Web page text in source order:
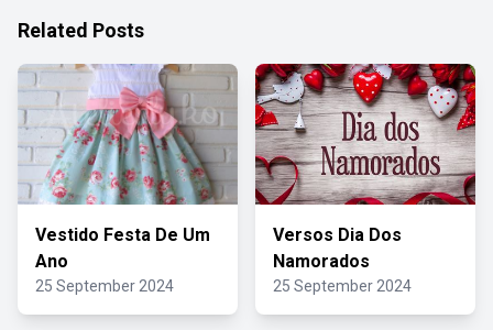
Related Posts
Vestido Festa De Um
Ano
25 September 2024
Versos Dia Dos
Namorados
25 September 2024